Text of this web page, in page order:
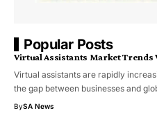
Popular Posts
Virtual Assistants Market Trends
Virtual assistants are rapidly
the gap between businesses and
BySA News